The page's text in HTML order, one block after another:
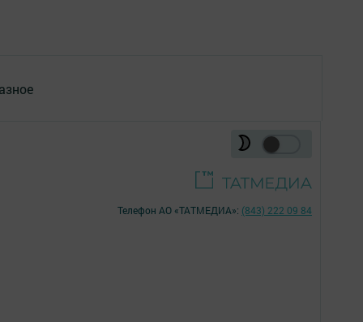
Телефон АО «ТАТМЕДИА»: (843) 222 09 84